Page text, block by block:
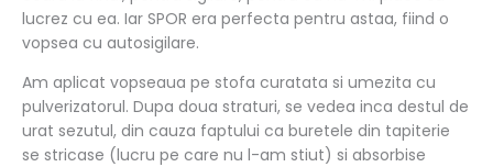
lucrez cu ea. Iar SPOR era perfecta pentru astaa, fiind o
vopsea cu autosigilare.
Am aplicat vopseaua pe stofa curatata si umezita cu
pulverizatorul. Dupa doua straturi, se vedea inca destul de
urat sezutul, din cauza faptului ca buretele din tapiterie
se stricase (lucru pe care nu l-am stiut) si absorbise